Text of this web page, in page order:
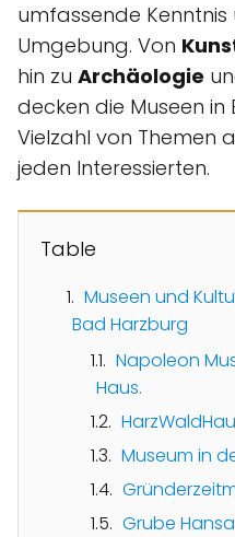
umfassende
Umgebung. Von
hin zu Archäologie
decken die Museen
Vielzahl von Themen
jeden Interessierten.
Table
Museen und
Bad Harzburg
Napoleon
Haus.
Museum in
Grube Hansa